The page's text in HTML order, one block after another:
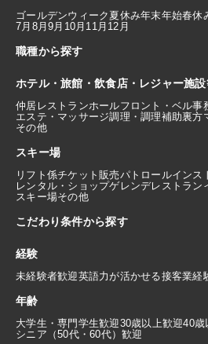
ゴールデンウィーク 夏休み年末年始春休
7月 8月9月 10月 11月 12月
職種から探す
ホテル・旅館・飲食店・レジャー施
仲居 レストランホールフロント・ベル事
エステ・マッサージ調理・調理補助裏方
その他
スキー場
リフト係チケット販売パトロールインス
レンタル・ショップゲレンデレストラン
スキー場その他
こだわり条件から探す
経験
未経験者歓迎英語力が活かせる接客業経
年齢
大学生・専門学生歓迎30歳以上歓迎40歳
シニア（50代・60代）歓迎